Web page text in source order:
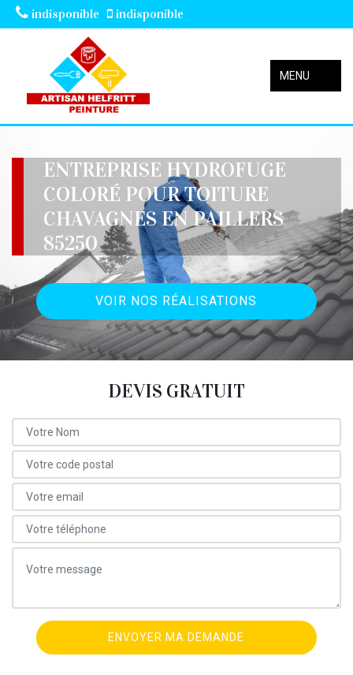
indisponible indisponible
MENU
ENTREPRISE HYDROFUGE
COLORÉ POUR TOITURE
CHAVAGNES EN PAILLERS
85250
VOIR NOS RÉALISATIONS
DEVIS GRATUIT